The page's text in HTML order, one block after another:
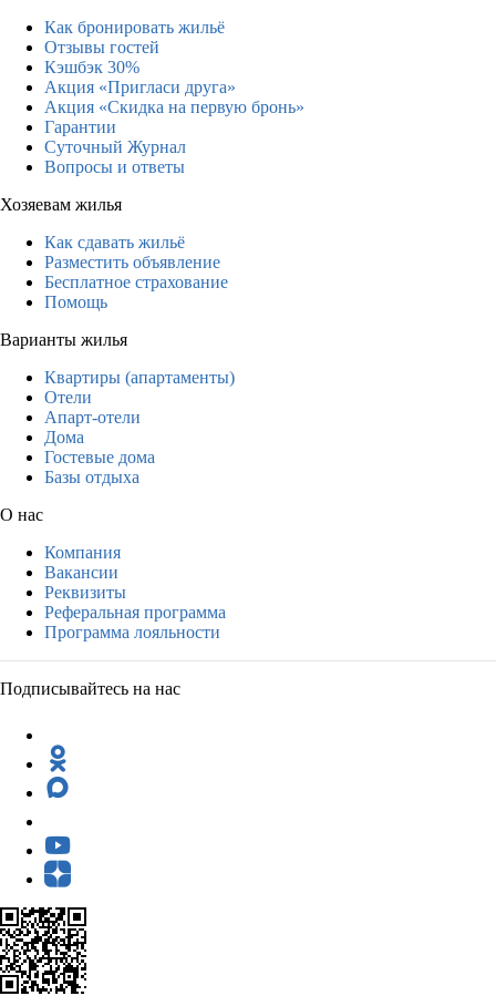
Как бронировать жильё
Отзывы гостей
Кэшбэк 30%
Акция «Пригласи друга»
Акция «Скидка на первую бронь»
Гарантии
Суточный Журнал
Вопросы и ответы
Хозяевам жилья
Как сдавать жильё
Разместить объявление
Бесплатное страхование
Помощь
Варианты жилья
Квартиры (апартаменты)
Отели
Апарт-отели
Дома
Гостевые дома
Базы отдыха
О нас
Компания
Вакансии
Реквизиты
Реферальная программа
Программа лояльности
Подписывайтесь на нас